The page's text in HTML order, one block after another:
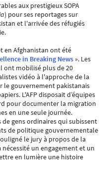
aux prestigieux SOPA
) pour ses reportages sur
et l'arrivée des réfugiés
en Afghanistan ont été
in Breaking News ». Les
ont mobilisé plus de 20
vidéo à l'approche de la
le gouvernement pakistanais
L'AFP disposait d’équipes
pour documenter la migration
en une seule journée.
gens ordinaires qui subissent
de politique gouvernementale
le jury à propos de la
nécessité un engagement et un
en lumière une histoire